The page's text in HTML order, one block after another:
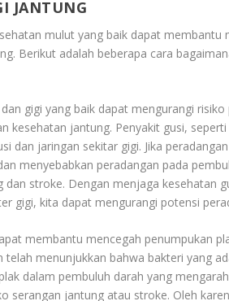
JANTUNG
mulut yang baik dapat membantu
Berikut adalah beberapa cara
gigi yang baik dapat mengurangi
kesehatan jantung. Penyakit gusi,
dan jaringan sekitar gigi. Jika
menyebabkan peradangan pada
stroke. Dengan menjaga kesehatan
gigi, kita dapat mengurangi potensi
membantu mencegah penumpukan
telah menunjukkan bahwa bakteri yang
dalam pembuluh darah yang
serangan jantung atau stroke. Oleh